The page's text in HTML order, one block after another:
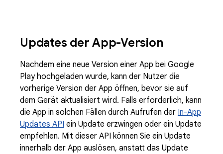
Updates der App-Version
Nachdem eine neue Version einer App bei Google
Play hochgeladen wurde, kann der Nutzer die
vorherige Version der App öffnen, bevor sie auf
dem Gerät aktualisiert wird. Falls erforderlich, kann
die App in solchen Fällen durch Aufrufen der In-App
Updates API ein Update erzwingen oder ein Update
empfehlen. Mit dieser API können Sie ein Update
innerhalb der App auslösen, anstatt das Update